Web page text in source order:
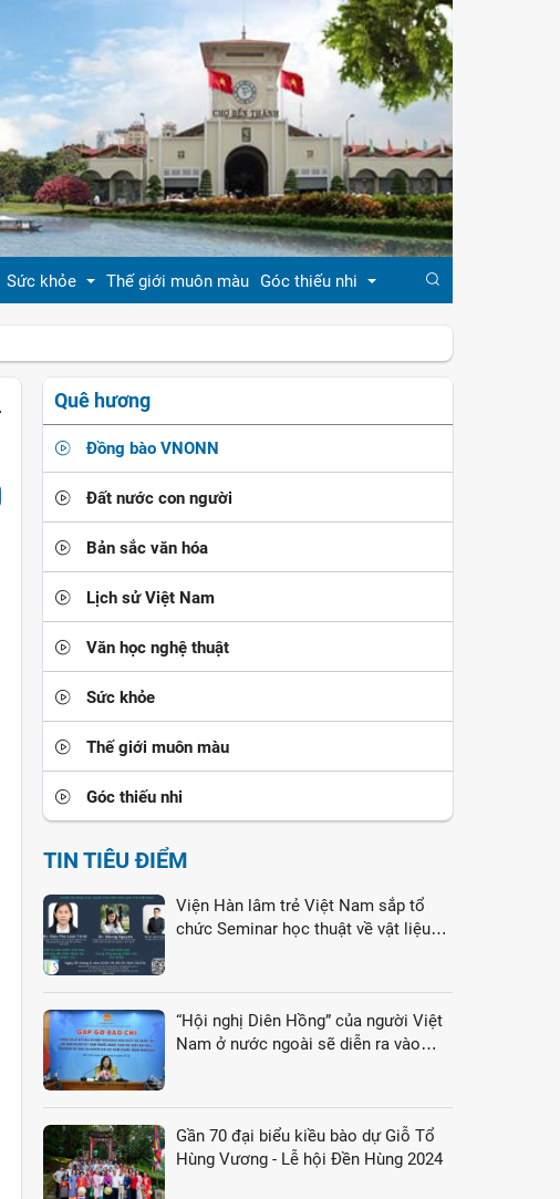
Sức khỏe
Sống đẹp
Sống khỏe
Làm đẹp
Thế giới muôn màu Góc thiếu nhi
Ca dao - tục ngữ
Đồng dao
Quê hương
Đồng bào VNONN
Đất nước con người
Bản sắc văn hóa
Lịch sử Việt Nam
Văn học nghệ thuật
Sức khỏe
Thế giới muôn màu
Góc thiếu nhi
TIN TIÊU ĐIỂM
Viện Hàn lâm trẻ Việt Nam sắp tổ
chức Seminar học thuật về vật liệu
“Hội nghị Diên Hồng” của người Việt
Nam ở nước ngoài sẽ diễn ra vào
Gần 70 đại biểu kiều bào dự Giỗ Tổ
Hùng Vương - Lễ hội Đền Hùng 2024